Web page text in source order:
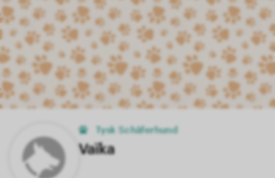
Tysk Schäferhund
Vaïka